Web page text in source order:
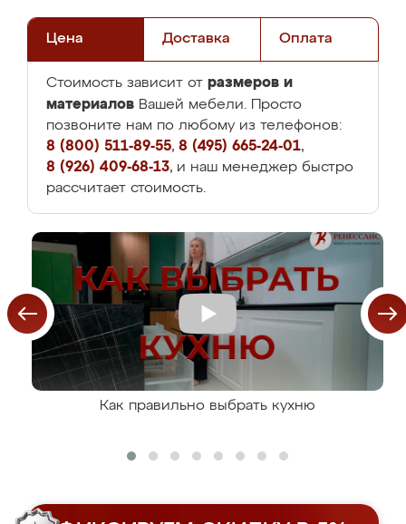
Цена Доставка Оплата
Стоимость зависит от размеров и
материалов Вашей мебели. Просто
позвоните нам по любому из телефонов:
8 (800) 511-89-55, 8 (495) 665-24-01,
8 (926) 409-68-13, и наш менеджер быстро
рассчитает стоимость.
Как правильно выбрать кухню